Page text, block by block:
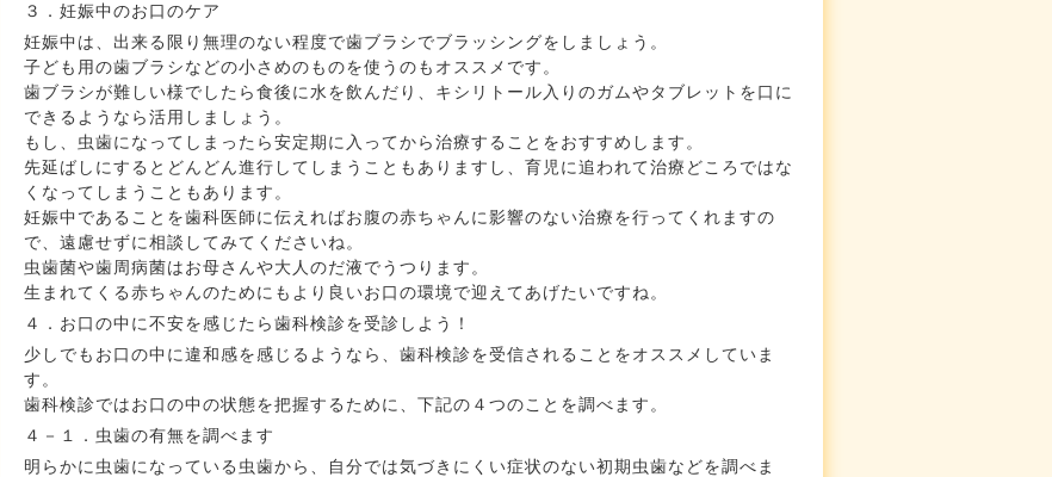
３．妊娠中のお口のケア
妊娠中は、出来る限り無理のない程度で歯ブラシでブラッシングをしましょう。
子ども用の歯ブラシなどの小さめのものを使うのもオススメです。
歯ブラシが難しい様でしたら食後に水を飲んだり、キシリトール入りのガムやタブレットを口に
できるようなら活用しましょう。
もし、虫歯になってしまったら安定期に入ってから治療することをおすすめします。
先延ばしにするとどんどん進行してしまうこともありますし、育児に追われて治療どころではな
くなってしまうこともあります。
妊娠中であることを歯科医師に伝えればお腹の赤ちゃんに影響のない治療を行ってくれますの
で、遠慮せずに相談してみてくださいね。
虫歯菌や歯周病菌はお母さんや大人のだ液でうつります。
生まれてくる赤ちゃんのためにもより良いお口の環境で迎えてあげたいですね。
４．お口の中に不安を感じたら歯科検診を受診しよう！
少しでもお口の中に違和感を感じるようなら、歯科検診を受信されることをオススメしていま
す。
歯科検診ではお口の中の状態を把握するために、下記の４つのことを調べます。
４－１．虫歯の有無を調べます
明らかに虫歯になっている虫歯から、自分では気づきにくい症状のない初期虫歯などを調べま